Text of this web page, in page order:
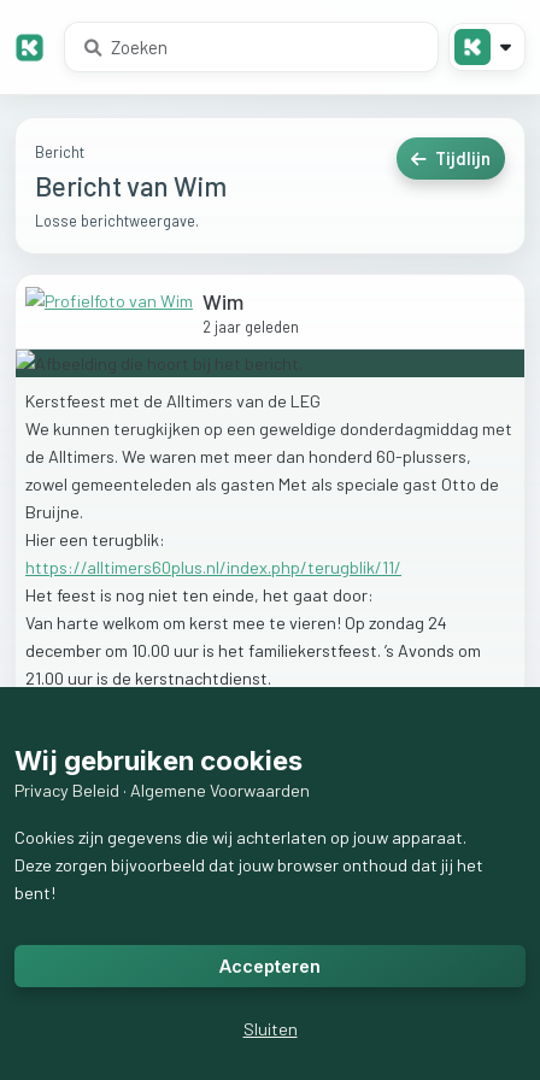
Bericht
Bericht van Wim
Losse berichtweergave.
Tijdlijn
Wim
2 jaar geleden
Kerstfeest met de Alltimers van de LEG
We kunnen terugkijken op een geweldige donderdagmiddag met
de Alltimers. We waren met meer dan honderd 60-plussers,
zowel gemeenteleden als gasten Met als speciale gast Otto de
Bruijne.
Hier een terugblik:
https://alltimers60plus.nl/index.php/terugblik/11/
Het feest is nog niet ten einde, het gaat door:
Van harte welkom om kerst mee te vieren! Op zondag 24
december om 10.00 uur is het familiekerstfeest. ’s Avonds om
21.00 uur is de kerstnachtdienst.
1like 14weergaven
Wij gebruiken cookies
Privacy Beleid · Algemene Voorwaarden
Cookies zijn gegevens die wij achterlaten op jouw apparaat.
Deze zorgen bijvoorbeeld dat jouw browser onthoud dat jij het
bent!
Accepteren
Sluiten